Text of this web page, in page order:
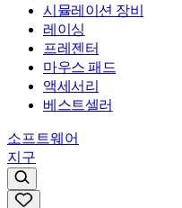
시뮬레이션 장비
레이싱
프레젠터
마우스 패드
액세서리
베스트셀러
소프트웨어
지구